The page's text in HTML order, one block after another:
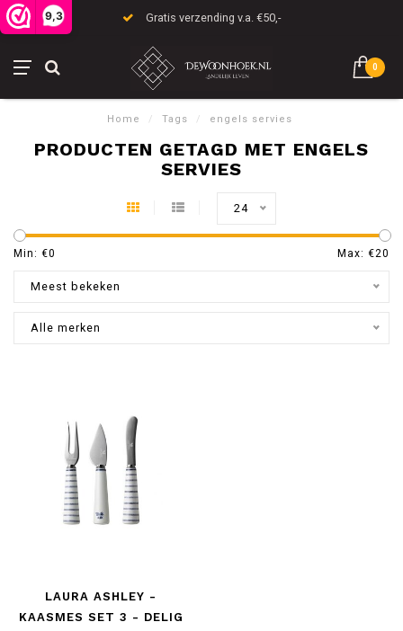
9,3 Gratis verzending v.a. €50,-
0
Home / Tags / engels servies
PRODUCTEN GETAGD MET ENGELS
SERVIES
24
Min: €0 Max: €20
Meest bekeken
Alle merken
LAURA ASHLEY -
KAASMES SET 3 - DELIG